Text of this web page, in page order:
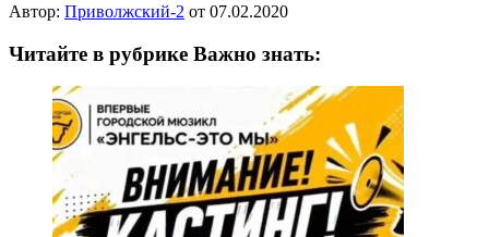
Автор: Приволжский-2 от 07.02.2020
Читайте в рубрике Важно знать: